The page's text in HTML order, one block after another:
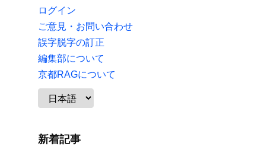
ログイン
ご意見・お問い合わせ
誤字脱字の訂正
編集部について
京都RAGについて
新着記事